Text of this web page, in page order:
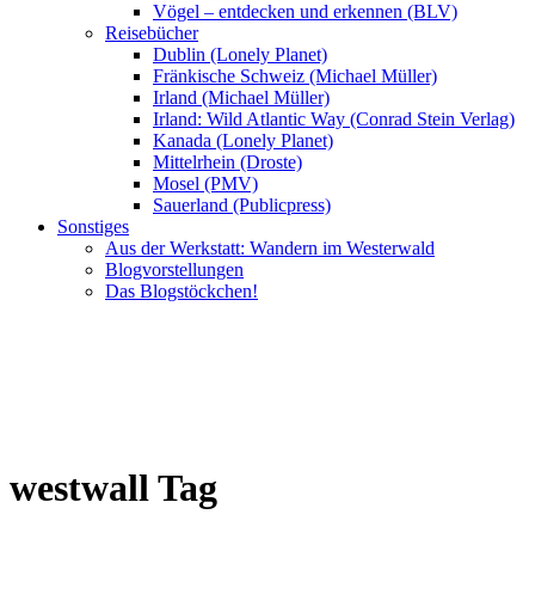
Vögel – entdecken und erkennen (BLV)
Reisebücher
Dublin (Lonely Planet)
Fränkische Schweiz (Michael Müller)
Irland (Michael Müller)
Irland: Wild Atlantic Way (Conrad Stein Verlag)
Kanada (Lonely Planet)
Mittelrhein (Droste)
Mosel (PMV)
Sauerland (Publicpress)
Sonstiges
Aus der Werkstatt: Wandern im Westerwald
Blogvorstellungen
Das Blogstöckchen!
westwall Tag